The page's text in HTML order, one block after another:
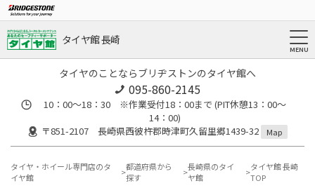
タイヤ館 長崎
タイヤのことならブリヂストンのタイヤ館へ
095-860-2145
10：00～18：30 ※作業受付18：00まで (PIT休憩13：00～
14：00)
〒851-2107 長崎県西彼杵郡時津町久留里郷1439-32
Map
タイヤ・ホイール専門店のタ
イヤ館
都道府県から
探す
長崎県のタイ
ヤ館
タイヤ館 長崎
TOP